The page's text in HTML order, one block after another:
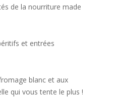
de la nourriture made
et entrées
blanc et aux
qui vous tente le plus !